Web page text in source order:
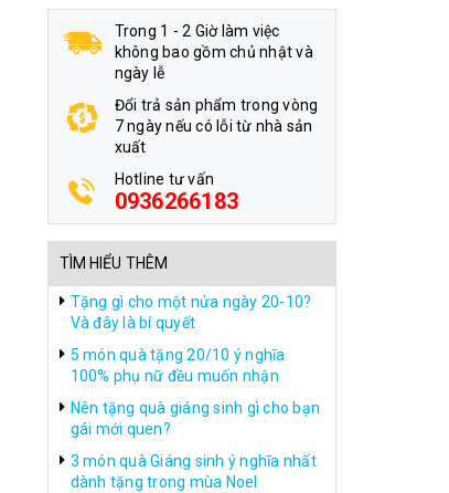
Trong 1 - 2 Giờ làm việc
không bao gồm chủ nhật và
ngày lễ
Đổi trả sản phẩm trong vòng
7 ngày nếu có lỗi từ nhà sản
xuất
Hotline tư vấn
0936266183
TÌM HIỂU THÊM
Tặng gì cho một nửa ngày 20-10?
Và đây là bí quyết
5 món quà tặng 20/10 ý nghĩa
100% phụ nữ đều muốn nhận
Nên tặng quà giáng sinh gì cho bạn
gái mới quen?
3 món quà Giáng sinh ý nghĩa nhất
dành tặng trong mùa Noel